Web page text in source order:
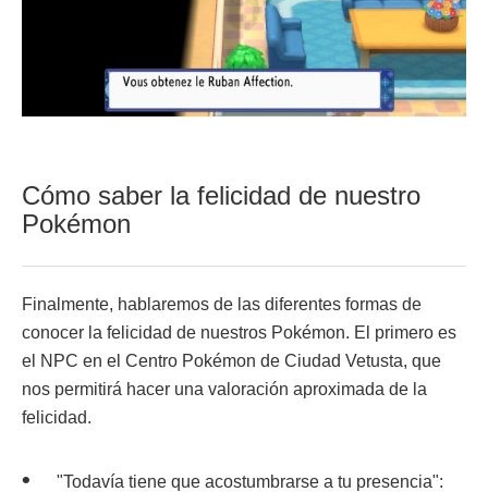
Cómo saber la felicidad de nuestro
Pokémon
Finalmente, hablaremos de las diferentes formas de
conocer la felicidad de nuestros Pokémon. El primero es
el NPC en el Centro Pokémon de Ciudad Vetusta, que
nos permitirá hacer una valoración aproximada de la
felicidad.
"Todavía tiene que acostumbrarse a tu presencia":